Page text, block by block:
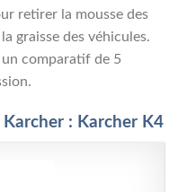
retirer la mousse des
graisse des véhicules.
comparatif de 5
: Karcher K4